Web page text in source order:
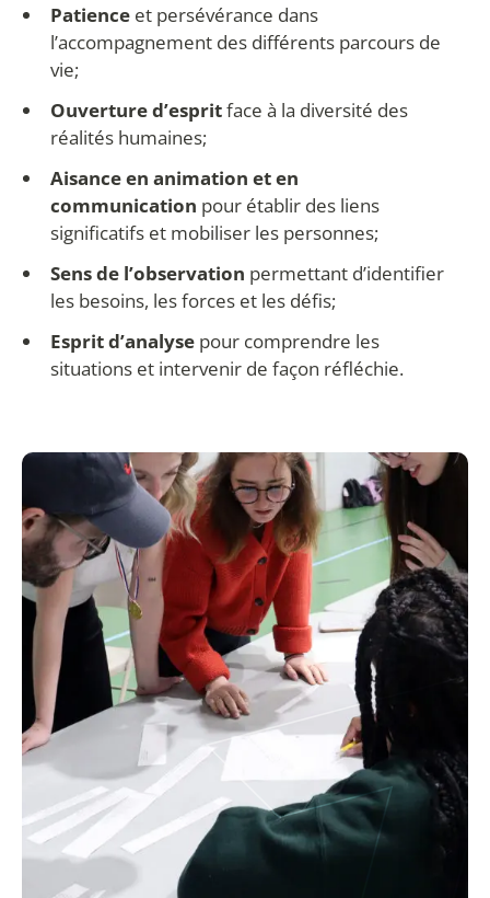
Patience et persévérance dans
l’accompagnement des différents parcours de
vie;
Ouverture d’espritface à la diversité des
réalités humaines;
Aisance en animation et en
communication pour établir des liens
significatifs et mobiliser les personnes;
Sens de l’observation permettant d’identifier
les besoins, les forces et les défis;
Esprit d’analyse pour comprendre les
situations et intervenir de façon réfléchie.